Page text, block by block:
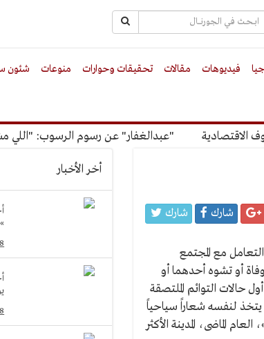
فيديوهات مقالات تحقيقات وحوارات منوعات شئون
"عبدالغفار" عن رسوم الرسوب: "اللي مش
شارك شارك
مع المجتمع
أو تشوه أحدهما أو
حالات التوائم الملتصقة
الذى يتخذ لنفسه شعاراً سياحياً
الماضى، المدينة الأكثر
أخر الأخبار
28
28